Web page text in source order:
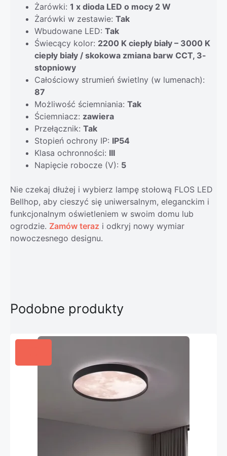
Żarówki: 1 x dioda LED o mocy 2 W
Żarówki w zestawie: Tak
Wbudowane LED: Tak
Świecący kolor: 2200 K ciepły biały – 3000 K
ciepły biały / skokowa zmiana barw CCT, 3-
stopniowy
Całościowy strumień świetlny (w lumenach):
87
Możliwość ściemniania: Tak
Ściemniacz: zawiera
Przełącznik: Tak
Stopień ochrony IP: IP54
Klasa ochronności: III
Napięcie robocze (V): 5
Nie czekaj dłużej i wybierz lampę stołową FLOS LED
Bellhop, aby cieszyć się uniwersalnym, eleganckim i
funkcjonalnym oświetleniem w swoim domu lub
ogrodzie. Zamów teraz i odkryj nowy wymiar
nowoczesnego designu.
Podobne produkty